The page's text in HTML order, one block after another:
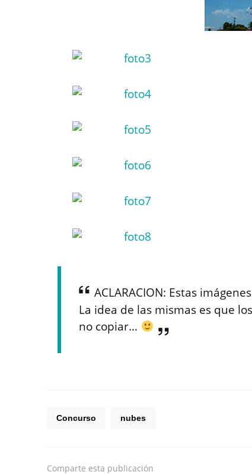
ACLARACION: Estas
La idea de las mismas es que
no copiar…
Concurso nubes
Comparte esta publicación